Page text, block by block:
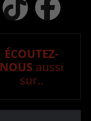
ÉCOUTEZ-
NOUS aussi
sur..